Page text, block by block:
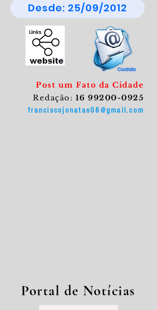
Desde: 25/09/2012
Post um Fato da Cidade
Redação: 16 99200-0925
franciscojonatas08@gmail.com
Portal de Notícias